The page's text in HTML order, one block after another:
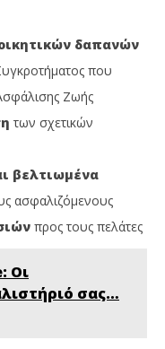
δαπανών
που
Ζωής
των σχετικών
βελτιωμένα
ασφαλιζόμενους
προς τους πελάτες
Οι
σας…